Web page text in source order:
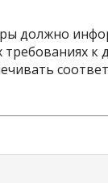
должно
к